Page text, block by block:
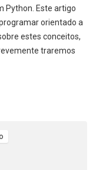
Python. Este artigo
orientado a
estes conceitos,
traremos